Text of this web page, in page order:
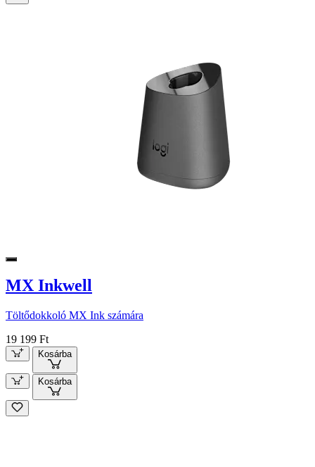
MX Inkwell
Töltődokkoló MX Ink számára
19 199 Ft
Kosárba
Kosárba